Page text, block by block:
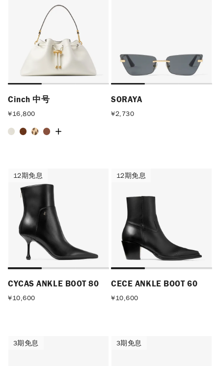
Cinch 中号
¥16,800
SORAYA
¥2,730
12期免息 12期免息
CYCAS ANKLE BOOT 80
¥10,600
12期免息 12期免息
CECE ANKLE BOOT 60
¥10,600
3期免息 3期免息
3期免息 3期免息